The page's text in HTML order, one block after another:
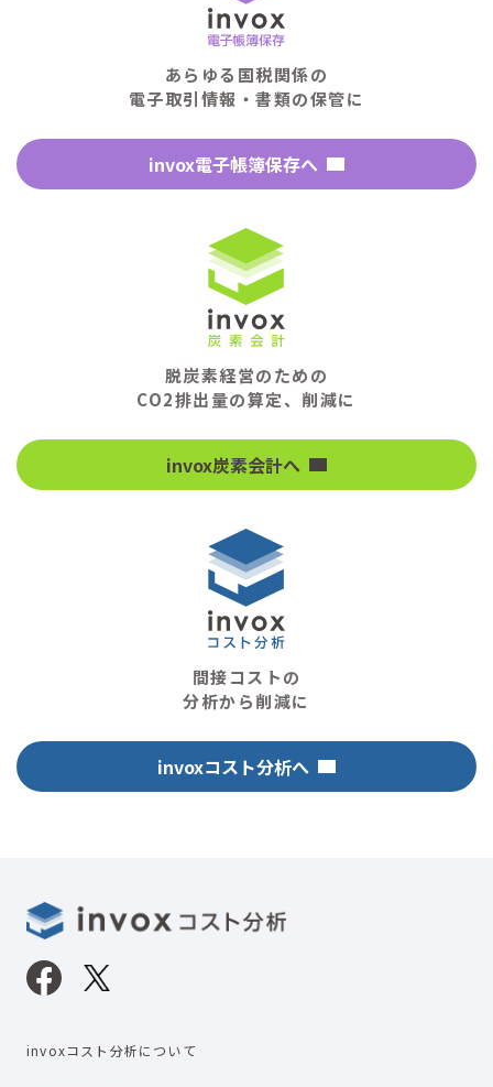
あらゆる国税関係の
電子取引情報・書類の保管に
invox電子帳簿保存へ
脱炭素経営のための
CO2排出量の算定、削減に
invox炭素会計へ
間接コストの
分析から削減に
invoxコスト分析へ
invoxコスト分析について